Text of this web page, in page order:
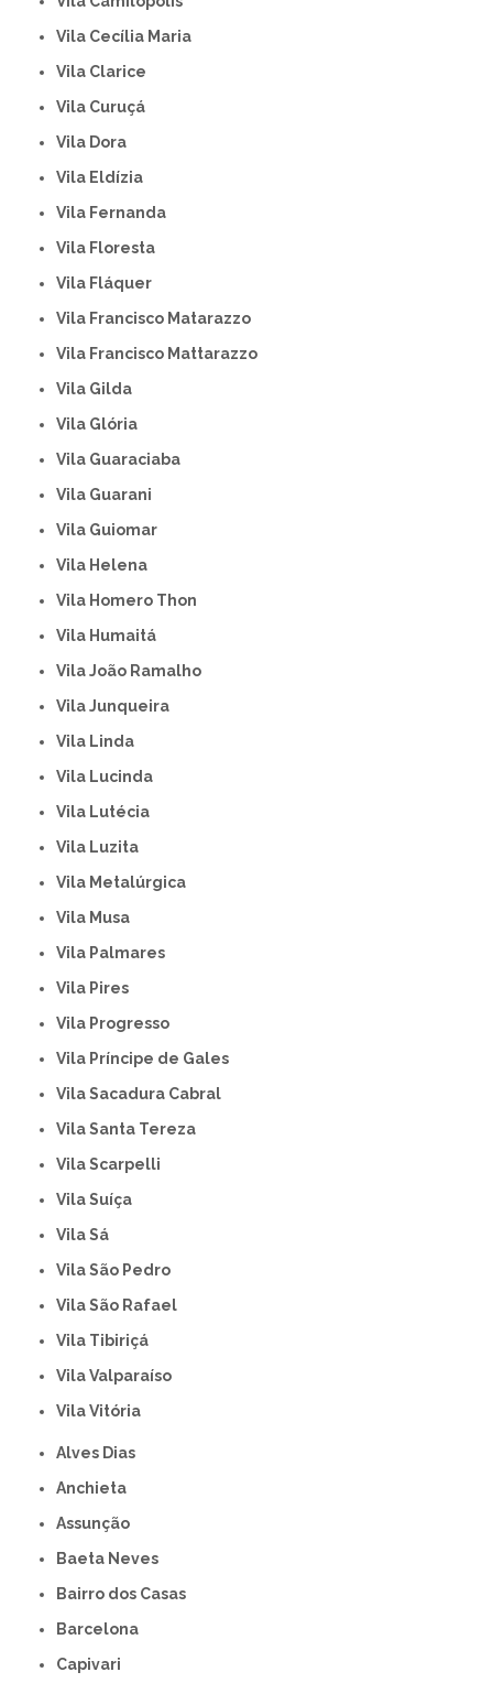
Vila Cecília Maria
Vila Clarice
Vila Curuçá
Vila Dora
Vila Eldízia
Vila Fernanda
Vila Floresta
Vila Fláquer
Vila Francisco Matarazzo
Vila Francisco Mattarazzo
Vila Gilda
Vila Glória
Vila Guaraciaba
Vila Guarani
Vila Guiomar
Vila Helena
Vila Homero Thon
Vila Humaitá
Vila João Ramalho
Vila Junqueira
Vila Linda
Vila Lucinda
Vila Lutécia
Vila Luzita
Vila Metalúrgica
Vila Musa
Vila Palmares
Vila Pires
Vila Progresso
Vila Príncipe de Gales
Vila Sacadura Cabral
Vila Santa Tereza
Vila Scarpelli
Vila Suíça
Vila Sá
Vila São Pedro
Vila São Rafael
Vila Tibiriçá
Vila Valparaíso
Vila Vitória
Alves Dias
Anchieta
Assunção
Baeta Neves
Bairro dos Casas
Barcelona
Capivari